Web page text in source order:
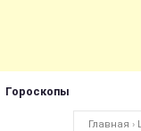
Гороскопы
Главная ›